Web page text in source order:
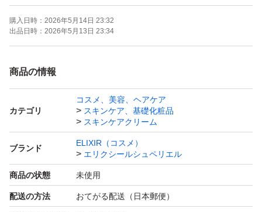
購入日時： 2026年5月14日 23:32
出品日時： 2026年5月13日 23:34
商品の情報
カテゴリ
コスメ、美容、ヘアケア
スキンケア、基礎化粧品
スキンケアクリーム
ブランド
ELIXIR（コスメ）
エリクシールシュペリエル
商品の状態 未使用
配送の方法 おてがる配送（日本郵便）